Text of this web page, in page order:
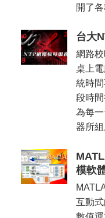
開了
台大
網路
桌上
統時
段時
為每
器所
模軟
互動